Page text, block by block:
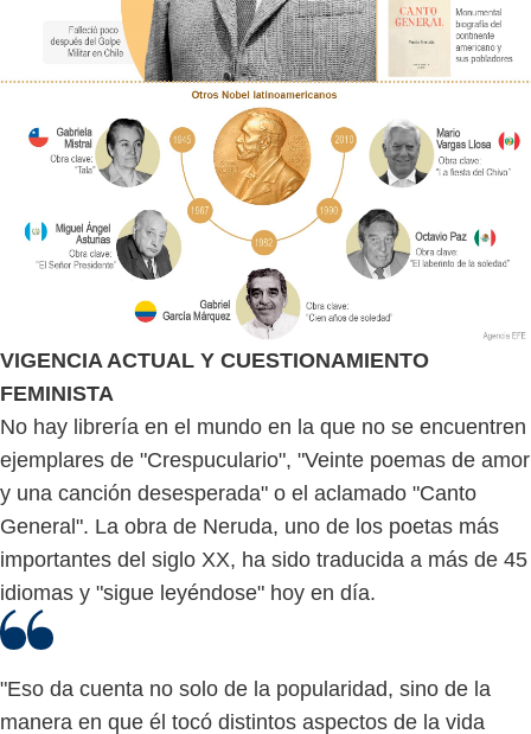
VIGENCIA ACTUAL Y CUESTIONAMIENTO
FEMINISTA
No hay librería en el mundo en la que no se encuentren
ejemplares de "Crespuculario", "Veinte poemas de amor
y una canción desesperada" o el aclamado "Canto
General". La obra de Neruda, uno de los poetas más
importantes del siglo XX, ha sido traducida a más de 45
idiomas y "sigue leyéndose" hoy en día.
"Eso da cuenta no solo de la popularidad, sino de la
manera en que él tocó distintos aspectos de la vida